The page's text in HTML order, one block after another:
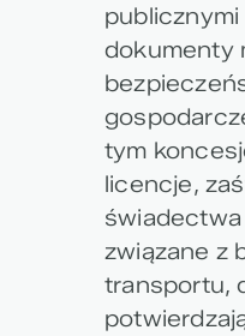
dokumenty
tym
licencje,
związane z
transportu,